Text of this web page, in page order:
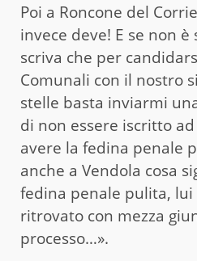
Poi a Roncone del
invece deve! E se non
scriva che per
Comunali con il nostro
stelle basta inviarmi
di non essere iscritto
avere la fedina penale
anche a Vendola cosa
fedina penale pulita, lui
ritrovato con mezza
processo…».